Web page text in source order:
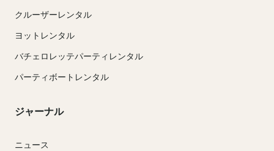
クルーザーレンタル
ヨットレンタル
バチェロレッテパーティレンタル
パーティボートレンタル
ジャーナル
ニュース